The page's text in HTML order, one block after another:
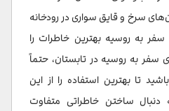
سرخ و قایق سواری در رودخانه
به روسیه بهترین خاطرات را
سفر به روسیه در تابستان، حتماً
تا بهترین استفاده را از این
ساختن خاطراتی متفاوت